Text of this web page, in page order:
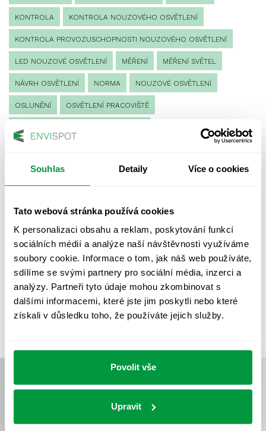
Souhlas Detaily Více o cookies
Tato webová stránka používá cookies
K personalizaci obsahu a reklam, poskytování funkcí
sociálních médií a analýze naší návštěvnosti využíváme
soubory cookie. Informace o tom, jak náš web používáte,
sdílíme se svými partnery pro sociální média, inzerci a
analýzy. Partneři tyto údaje mohou zkombinovat s
dalšími informacemi, které jste jim poskytli nebo které
získali v důsledku toho, že používáte jejich služby.
Povolit vše
Upravit
KONTROLA KONTROLA NOUZOVÉHO OSVĚTLENÍ
KONTROLA PROVOZUSCHOPNOSTI NOUZOVÉHO OSVĚTLENÍ
LED NOUZOVÉ OSVĚTLENÍ MĚŘENÍ MĚŘENÍ SVĚTEL
NÁVRH OSVĚTLENÍ NORMA NOUZOVÉ OSVĚTLENÍ
OSLUNĚNÍ OSVĚTLENÍ PRACOVIŠTĚ
OSVĚTLENÍ PŘECHODŮ PRO CHODCE
PROTIPANICKÉ OSVĚTLENÍ
REVIZE NOUZOVÉHO OSVĚTLENÍ ŘÍZENÍ
VÝPOČET OSVĚTLENÍ VÝPOČET ZASTÍNĚNÍ
VÝPOČTY A NÁVRHY ZASTÍNĚNÍ
ZKOUŠKY NOUZOVÉHO OSVĚTLENÍ